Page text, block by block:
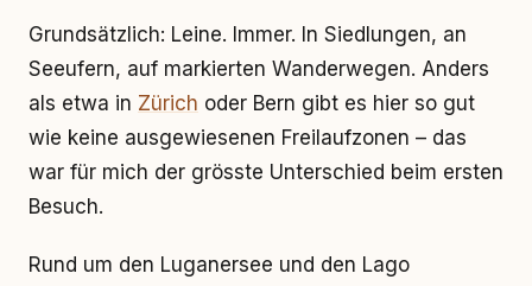
Grundsätzlich: Leine. Immer. In Siedlungen, an
Seeufern, auf markierten Wanderwegen. Anders
als etwa in Zürich oder Bern gibt es hier so gut
wie keine ausgewiesenen Freilaufzonen – das
war für mich der grösste Unterschied beim ersten
Besuch.
Rund um den Luganersee und den Lago